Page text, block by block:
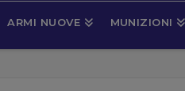
ARMI NUOVE MUNIZIONI